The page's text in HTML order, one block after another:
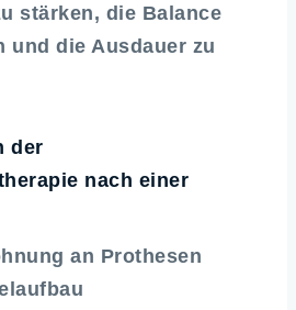
stärken, die Balance
und die Ausdauer zu
der
nach einer
an Prothesen